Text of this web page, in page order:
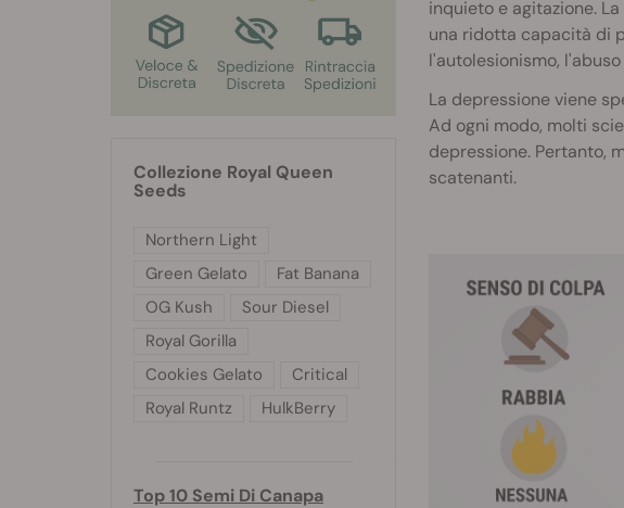
inquieto e agitazione.
una ridotta capacità di
l'autolesionismo,
La depressione viene
Ad ogni modo, molti
depressione. Pertanto,
scatenanti.
Collezione Royal Queen
Seeds
Northern Light
Green Gelato
Fat Banana
OG Kush
Sour Diesel
Royal Gorilla
Cookies Gelato
Critical
Royal Runtz
HulkBerry
Top 10 Semi Di Canapa